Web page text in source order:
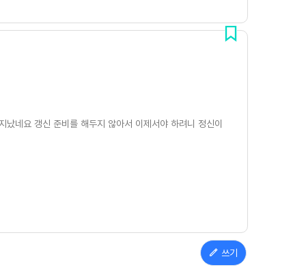
네요 갱신 준비를 해두지 않아서 이제서야 하려니 정신이
쓰기